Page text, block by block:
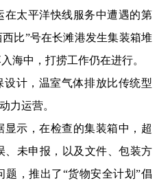
在太平洋快线服务中遭遇的第
比”号在长滩港发生集装箱堆
海中，打捞工作仍在进行。
设计，温室气体排放比传统型
力运营。
示，在检查的集装箱中，超
、未申报，以及文件、包装方
，推出了“货物安全计划”倡